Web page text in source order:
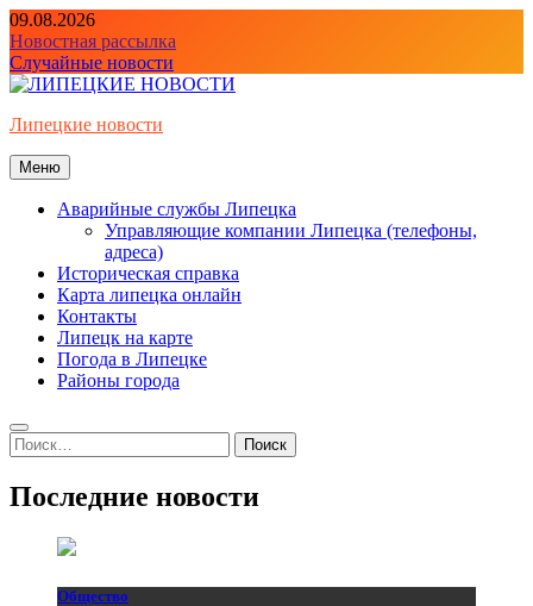
Перейти
к
содержимому
09.08.2026
Новостная рассылка
Случайные новости
Липецкие новости
Меню
Аварийные службы Липецка
Управляющие компании Липецка (телефоны,
адреса)
Историческая справка
Карта липецка онлайн
Контакты
Липецк на карте
Погода в Липецке
Районы города
Найти:
Последние новости
Общество